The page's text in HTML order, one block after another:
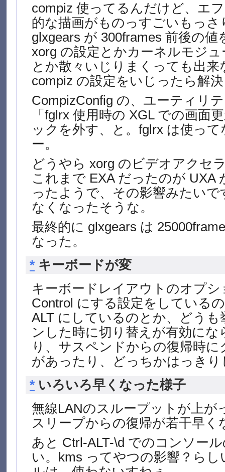
compiz 使ってるんだけど、エ
的な描画がものっすごいもっさ
glxgears が 300frames 前後の
xorg の設定とかカーネルモジ
とか散々いじりまくっても出来
compiz の設定をいじったら解
CompizConfig の、ユーティリ
「fglrx 使用時の XGL での画面
ックを外す、と。fglrx は使っ
ー。
どうやら xorg のビデオアクセ
これまで EXA だったのが UXA
ったようで、その影響みたいで
なくなったそうな。
最終的に glxgears は
なった。
* キーボードが変
キーボードレイアウトのオプシ
Control にする設定をしている
ALT にしているのとか、どうも
ンした時に切り替えが有効に
り、サスペンドからの復帰時
があったり、どっちかはっきり
* いろいろ早くなった様子
無線LANのスループットが上が
スリープからの復帰が若干早く
あと Ctrl-ALT-\d でのコンソー
い。kms ってやつの影響？ら